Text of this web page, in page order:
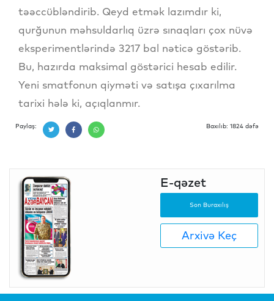
təəccübləndirib. Qeyd etmək lazımdır ki,
qurğunun məhsuldarlıq üzrə sınaqları çox nüvə
eksperimentlərində 3217 bal nəticə göstərib.
Bu, hazırda maksimal göstərici hesab edilir.
Yeni smatfonun qiyməti və satışa çıxarılma
tarixi hələ ki, açıqlanmır.
Paylaş: Baxılıb: 1824 dəfə
E-qəzet
Son Buraxılış
Arxivə Keç